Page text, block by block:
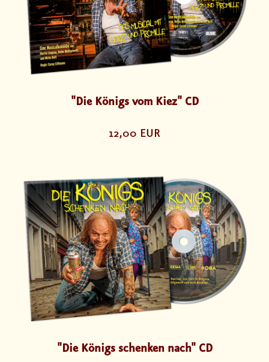
"Die Königs vom Kiez" CD
12,00 EUR
"Die Königs schenken nach" CD